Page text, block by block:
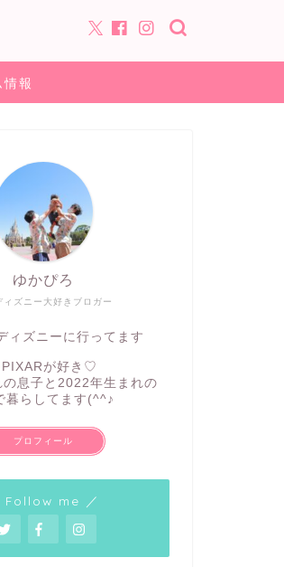
報
ィズニー大好きブロガー
ゆかぴろ
ィズニーに行ってます
が好き♡
息子と2022年生まれの
暮らしてます(^^♪
プロフィール
Follow me ／